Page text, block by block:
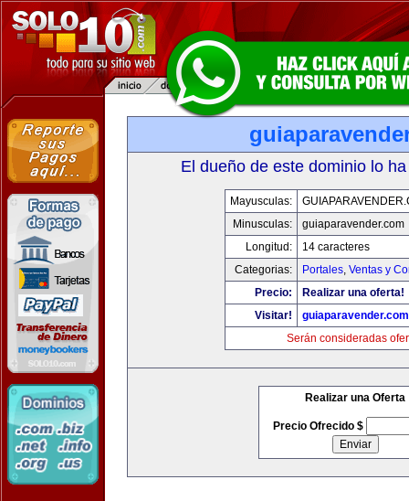
El dueño de este dominio lo
Mayusculas:
Minusculas:
guiaparavender.com
Longitud:
14 caracteres
Categorias:
Portales, Ventas y
Precio:
Realizar una oferta!
Visitar!
guiaparavender.com
Serán consideradas
Realizar una Oferta
Precio Ofrecido $